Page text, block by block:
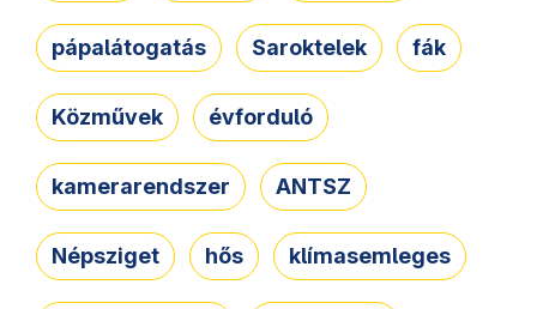
pápalátogatás Saroktelek fák
Közművek évforduló
kamerarendszer ANTSZ
Népsziget hős klímasemleges